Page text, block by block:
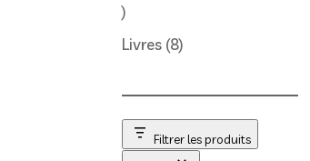
3
produits
Livres 88
Filtrer les produits